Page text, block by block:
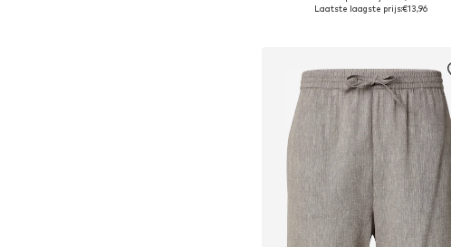
Beschikbare maten: S, M, L, XL, XXL
Laatste laagste prijs:€13,96